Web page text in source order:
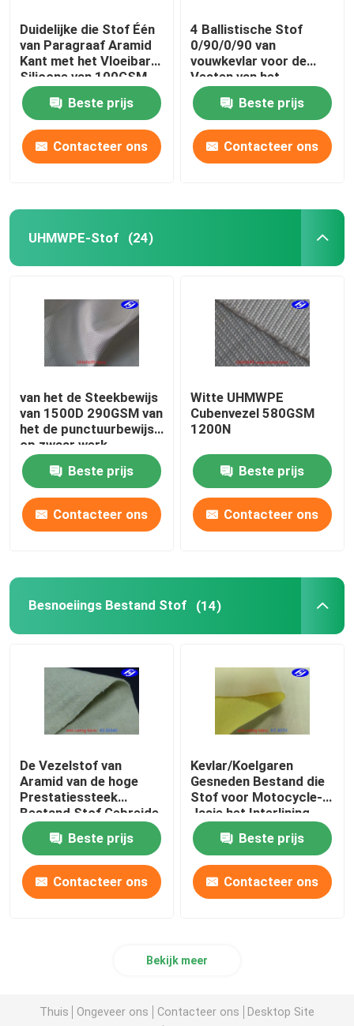
Duidelijke die Stof Één
van Paragraaf Aramid
Kant met het Vloeibare
Silicone van 100GSM
met een laag wordt
bedekt Beste prijs
Contacteer ons
4 Ballistische Stof
0/90/0/90 van
vouwkevlar voor de
Vesten van het
Kogelbewijs/
Beste prijs
Contacteer ons
UHMWPE-Stof (24)
van het de Steekbewijs
van 1500D 290GSM van
het de punctuurbewijs
op zwaar werk
berekende geweven het
polyethyleenstof
Beste prijs
Contacteer ons
Witte UHMWPE
Cubenvezel 580GSM
1200N
Beste prijs
Contacteer ons
Besnoeiings Bestand Stof (14)
De Vezelstof van
Aramid van de hoge
Prestatiessteek
Bestand Stof Gebreide
met Staaldraad
Beste prijs
Contacteer ons
Kevlar/Koelgaren
Gesneden Bestand die
Stof voor Motocycle-
Jasje het Interlining
wordt gebreid
Beste prijs
Contacteer ons
Bekijk meer
Thuis Ongeveer ons Contacteer ons
Desktop Site